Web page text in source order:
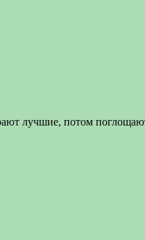
лучшие, потом